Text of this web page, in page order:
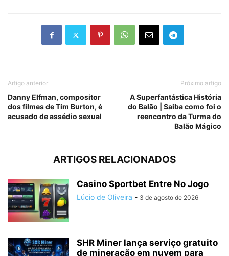
Artigo anterior
Danny Elfman, compositor
dos filmes de Tim Burton, é
acusado de assédio sexual
Próximo artigo
A Superfantástica História
do Balão | Saiba como foi o
reencontro da Turma do
Balão Mágico
ARTIGOS RELACIONADOS
Casino Sportbet Entre No Jogo
Lúcio de Oliveira - 3 de agosto de 2026
SHR Miner lança serviço gratuito
de mineração em nuvem para